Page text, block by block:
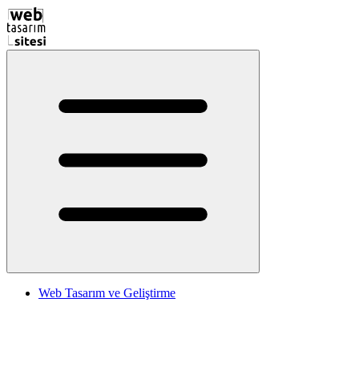
Web Tasarım ve Geliştirme